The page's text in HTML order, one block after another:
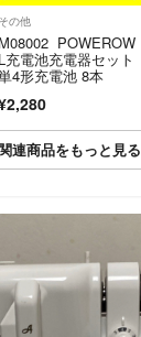
その他
M08002 POWEROW
L充電池充電器セット
4形充電池 8本
連商品をもっと見る